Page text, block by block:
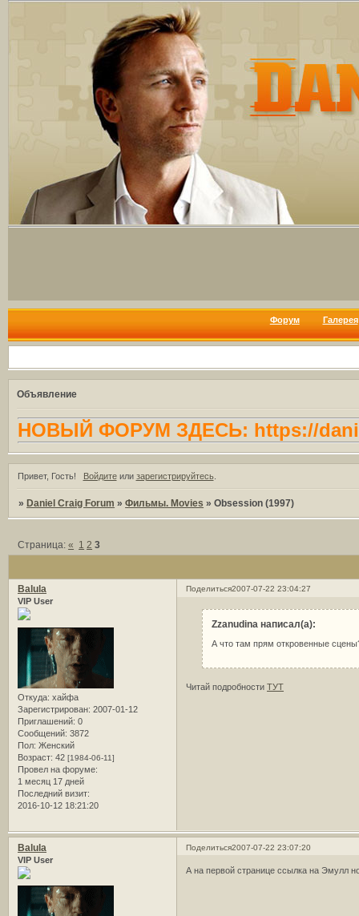
Форум Галерея
Объявление
НОВЫЙ ФОРУМ ЗДЕСЬ: https://
Привет, Гость! Войдитеили зарегистрируйтесь.
»Daniel Craig Forum »Фильмы. Movies »Obsession (1997)
Страница:« 1 2 3
Поделиться2007-07-22 23:04:27
Balula
VIP User
Откуда: хайфа
Зарегистрирован: 2007-01-12
Приглашений: 0
Сообщений: 3872
Пол: Женский
Возраст: 42 [1984-06-11]
Провел на форуме:
1 месяц 17 дней
Последний визит:
2016-10-12 18:21:20
Zzanudina написал(а):
А что там прям откровенные
Читай подробностиТУТ
Поделиться2007-07-22 23:07:20
Balula
VIP User
А на первой странице ссылка на Эмулл